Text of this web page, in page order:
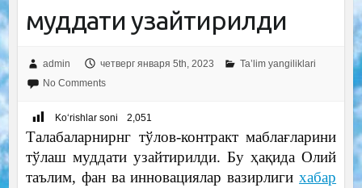
муддати узайтирилди
admin четверг января 5th, 2023
Ta’lim yangiliklari
No Comments
Ko‘rishlar soni 2,051
Талабаларнирнг тўлов-контракт маблағларини
тўлаш муддати узайтирилди. Бу ҳақида Олий
таълим, фан ва инновациялар вазирлигихабар